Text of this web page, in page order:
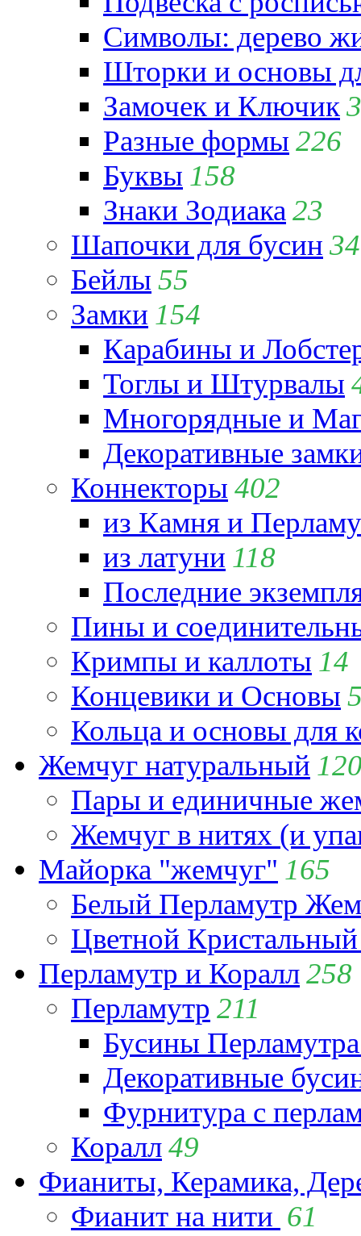
Символы: дерево
Шторки и основы
Замочек и Ключик
Разные формы 226
Буквы 158
Знаки Зодиака 23
Шапочки для бусин 34
Бейлы 55
Замки 154
Карабины и
Тоглы и Штурвалы
Многорядные и
Декоративные
Коннекторы 402
из Камня и
из латуни 118
Последние
Пины и
Кримпы и каллоты 14
Концевики и Основы
Кольца и основы для
Жемчуг натуральный
Пары и единичные
Жемчуг в нитях (и
Майорка "жемчуг" 165
Белый Перламутр
Цветной
Перламутр и Коралл258
Перламутр 211
Бусины
Декоративные
Фурнитура с
Коралл49
Фианиты, Керамика,
Фианит на нити 61